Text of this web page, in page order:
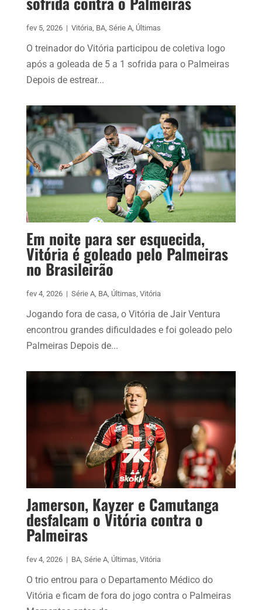
fev 5, 2026 | Vitória, BA, Série A, Últimas
O treinador do Vitória participou de coletiva logo
após a goleada de 5 a 1 sofrida para o Palmeiras
Depois de estrear...
Em noite para ser esquecida,
Vitória é goleado pelo Palmeiras
no Brasileirão
fev 4, 2026 | Série A, BA, Últimas, Vitória
Jogando fora de casa, o Vitória de Jair Ventura
encontrou grandes dificuldades e foi goleado pelo
Palmeiras Depois de...
Jamerson, Kayzer e Camutanga
desfalcam o Vitória contra o
Palmeiras
fev 4, 2026 | BA, Série A, Últimas, Vitória
O trio entrou para o Departamento Médico do
Vitória e ficam de fora do jogo contra o Palmeiras